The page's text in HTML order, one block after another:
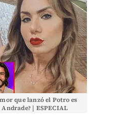
que lanzó el Potro es
| ESPECIAL